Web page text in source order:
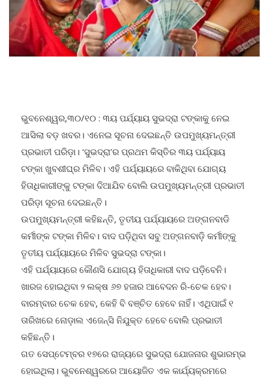
ଭୁବନେଶ୍ୱର,୩୦/୧୦ : ୩ୟ ପର୍ଯ୍ୟାୟ ସୁଭଦ୍ରା ଟଙ୍କାକୁ ନେଇ
ଆସିଲା ବଡ଼ ଖବର। ଏନେଇ ସୂଚନା ଦେଇଛନ୍ତି ଉପମୁଖ୍ୟମନ୍ତ୍ରୀ
ପ୍ରଭାତୀ ପରିଡ଼ା। ‘ସୁଭଦ୍ରା’ର ପ୍ରଥମ କିସ୍ତିର ୩ୟ ପର୍ଯ୍ୟାୟ
ଟଙ୍କା ଖୁବଶୀଘ୍ର ମିଳିବ। ଏହି ପର୍ଯ୍ୟାୟରେ ବାକିଥିବା ଯୋଗ୍ୟ
ହିତାଧିକାରୀଙ୍କୁ ଟଙ୍କା ଦିଆଯିବ ବୋଲି ଉପମୁଖ୍ୟମନ୍ତ୍ରୀ ପ୍ରଭାତୀ
ପରିଡ଼ା ସୂଚନା ଦେଇଛନ୍ତି।
ଉପମୁଖ୍ୟମନ୍ତ୍ରୀ କହିଛନ୍ତି, ତୃତୀୟ ପର୍ଯ୍ୟାୟରେ ଅଙ୍ଗନବାଡି
କର୍ମୀଙ୍କ ଟଙ୍କା ମିଳିବ। ବାଦ ପଡ଼ିଥିବା ସବୁ ଅଙ୍ଗନବାଡ଼ି କର୍ମୀଙ୍କୁ
ତୃତୀୟ ପର୍ଯ୍ୟାୟରେ ମିଳିବ ସୁଭଦ୍ରା ଟଙ୍କା।
ଏହି ପର୍ଯ୍ୟାୟରେ କୌଣସି ଯୋଗ୍ୟ ହିତାଧିକାରୀ ବାଦ ପଡ଼ିବେନି।
ଖାରଜ ହୋଇଥିବା ୨ ଲକ୍ଷ ୬୭ ହଜାର ଆବେଦନ ରି-ଚେକ ହେବ।
ବାରମ୍ବାର ଚେକ ହେବ, କେହି ବି ବଞ୍ଚିତ ହେବେ ନାହିଁ। ଏଥିପାଇଁ ୧
ତାରିଖରେ ନୋଡ଼ାଲ ଏଜେନ୍ସି ନିଯୁକ୍ତ ହେବେ ବୋଲି ପ୍ରଭାତୀ
କହିଛନ୍ତି।
ଗତ ସେପ୍ଟେମ୍ବର ୧୭ରେ ରାଜ୍ୟରେ ସୁଭଦ୍ରା ଯୋଜନାର ଶୁଭାରମ୍ଭ
ହୋଇଥିଲା। ଭୁବନେଶ୍ୱରରେ ଆୟୋଜିତ ଏକ କାର୍ଯ୍ୟକ୍ରମରେ